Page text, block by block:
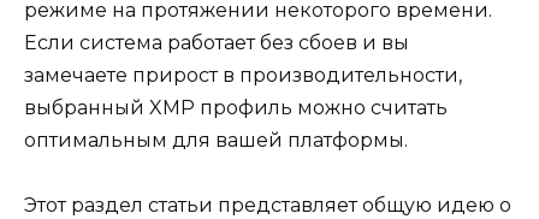
режиме на протяжении некоторого времени.
Если система работает без сбоев и вы
замечаете прирост в производительности,
выбранный XMP профиль можно считать
оптимальным для вашей платформы.
Этот раздел статьи представляет общую идею о